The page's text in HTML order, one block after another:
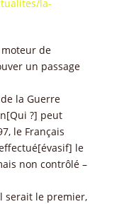
la-
de
un passage
la Guerre
?] peut
le Français
le
non contrôlé –
serait le premier,